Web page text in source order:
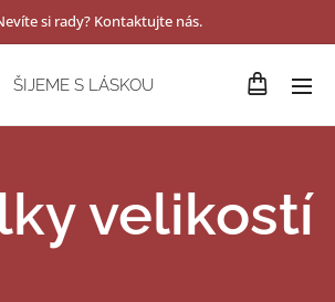
si rady? Kontaktujte nás.
ŠIJEME S LÁSKOU
velikostí